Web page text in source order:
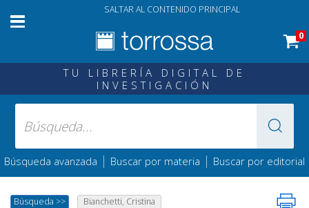
SALTAR AL CONTENIDO PRINCIPAL
0
TU LIBRERÍA DIGITAL DE
INVESTIGACIÓN
Búsqueda avanzada | Buscar por materia | Buscar por editorial
Búsqueda >> Bianchetti, Cristina